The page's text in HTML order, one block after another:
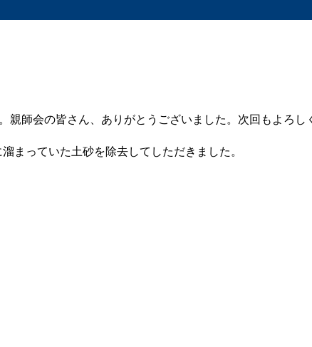
師会の皆さん、ありがとうございました。次回もよろし
まっていた土砂を除去してしただきました。